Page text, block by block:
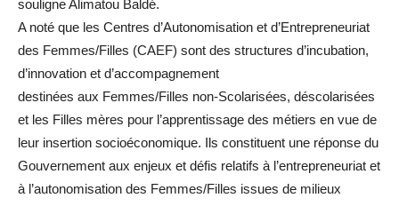
souligne Alimatou Baldé.
A noté que les Centres d’Autonomisation et d’Entrepreneuriat
des Femmes/Filles (CAEF) sont des structures d’incubation,
d’innovation et d’accompagnement
destinées aux Femmes/Filles non-Scolarisées, déscolarisées
et les Filles mères pour l’apprentissage des métiers en vue de
leur insertion socioéconomique. Ils constituent une réponse du
Gouvernement aux enjeux et défis relatifs à l’entrepreneuriat et
à l’autonomisation des Femmes/Filles issues de milieux